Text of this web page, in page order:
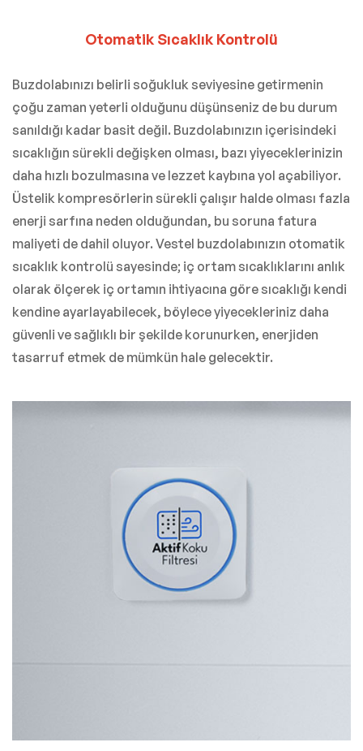
Otomatik Sıcaklık Kontrolü
Buzdolabınızı belirli soğukluk seviyesine getirmenin
çoğu zaman yeterli olduğunu düşünseniz de bu durum
sanıldığı kadar basit değil. Buzdolabınızın içerisindeki
sıcaklığın sürekli değişken olması, bazı yiyeceklerinizin
daha hızlı bozulmasına ve lezzet kaybına yol açabiliyor.
Üstelik kompresörlerin sürekli çalışır halde olması fazla
enerji sarfına neden olduğundan, bu soruna fatura
maliyeti de dahil oluyor. Vestel buzdolabınızın otomatik
sıcaklık kontrolü sayesinde; iç ortam sıcaklıklarını anlık
olarak ölçerek iç ortamın ihtiyacına göre sıcaklığı kendi
kendine ayarlayabilecek, böylece yiyecekleriniz daha
güvenli ve sağlıklı bir şekilde korunurken, enerjiden
tasarruf etmek de mümkün hale gelecektir.